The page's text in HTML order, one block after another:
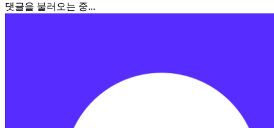
댓글을 불러오는 중...